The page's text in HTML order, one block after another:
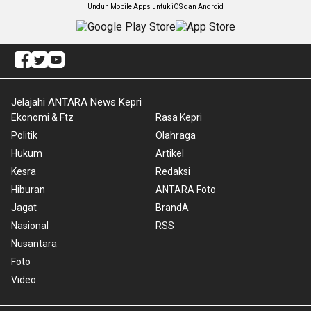
Unduh Mobile Apps untuk iOS dan Android
Jelajahi ANTARA News Kepri
Ekonomi & Ftz
Politik
Hukum
Kesra
Hiburan
Jagat
Nasional
Nusantara
Foto
Video
Rasa Kepri
Olahraga
Artikel
Redaksi
ANTARA Foto
BrandA
RSS